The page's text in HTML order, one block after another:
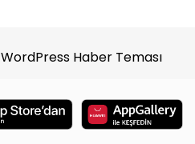
WordPress Haber Teması